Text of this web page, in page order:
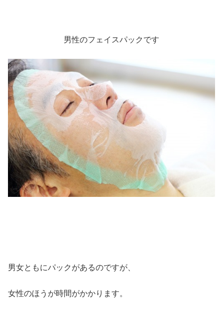
男性のフェイスパックです
男女ともにパックがあるのですが、
女性のほうが時間がかかります。